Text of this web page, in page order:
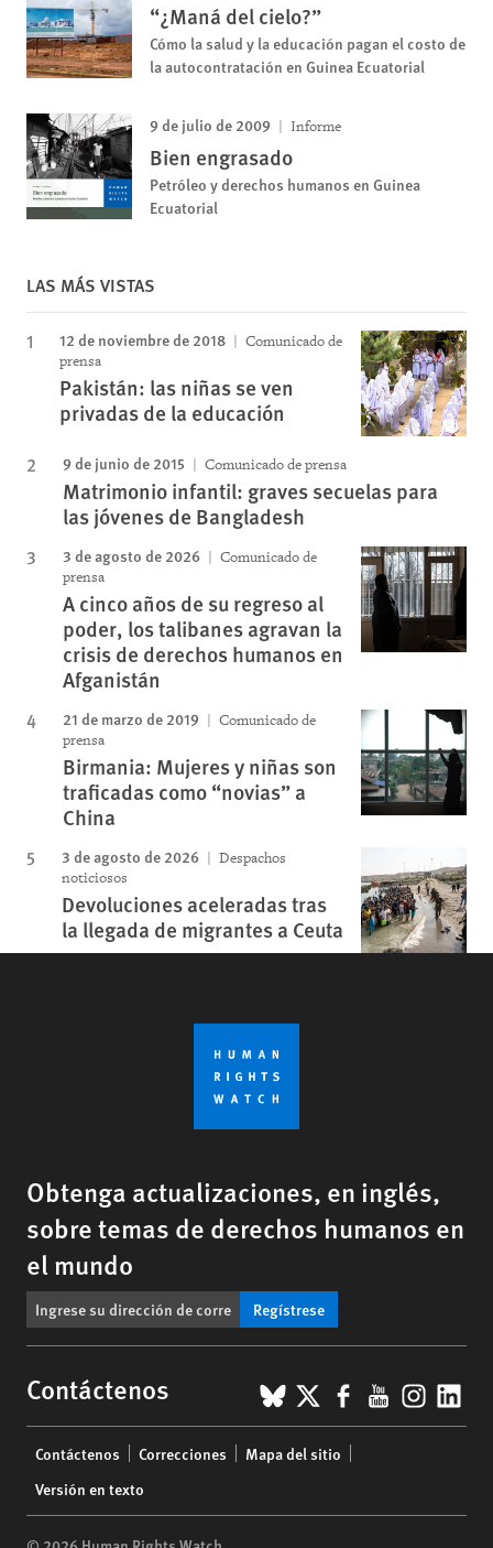
“¿Maná del cielo?”
Cómo la salud y la educación pagan el costo de
la autocontratación en Guinea Ecuatorial
9 de julio de 2009 Informe
Bien engrasado
Petróleo y derechos humanos en Guinea
Ecuatorial
LAS MÁS VISTAS
12 de noviembre de 2018
Comunicado de
prensa
Pakistán: las niñas se ven
privadas de la educación
9 de junio de 2015 Comunicado de prensa
Matrimonio infantil: graves secuelas para
las jóvenes de Bangladesh
3 de agosto de 2026
Comunicado de
prensa
A cinco años de su regreso al
poder, los talibanes agravan la
crisis de derechos humanos en
Afganistán
21 de marzo de 2019
Comunicado de
prensa
Birmania: Mujeres y niñas son
traficadas como “novias” a
China
3 de agosto de 2026
Despachos
noticiosos
Devoluciones aceleradas tras
la llegada de migrantes a Ceuta
Obtenga actualizaciones, en inglés,
sobre temas de derechos humanos en
el mundo
Regístrese
Contáctenos BlueSky
X Facebook
YouTube
menu
Contáctenos Correcciones
Mapa del sitio
Versión en texto